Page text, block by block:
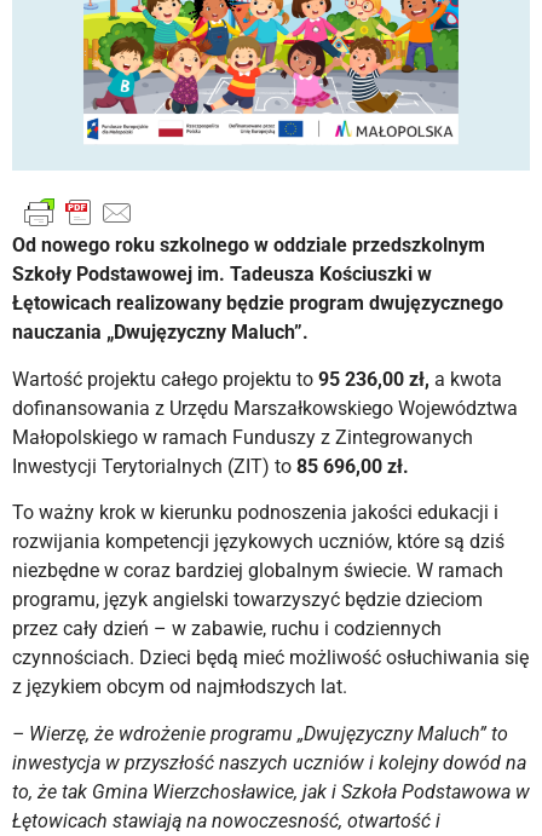
Od nowego roku szkolnego w oddziale przedszkolnym
Szkoły Podstawowej im. Tadeusza Kościuszki w
Łętowicach realizowany będzie program dwujęzycznego
nauczania „Dwujęzyczny Maluch”.
Wartość projektu całego projektu to 95 236,00 zł, a kwota
dofinansowania z Urzędu Marszałkowskiego Województwa
Małopolskiego w ramach Funduszy z Zintegrowanych
Inwestycji Terytorialnych (ZIT) to 85 696,00 zł.
To ważny krok w kierunku podnoszenia jakości edukacji i
rozwijania kompetencji językowych uczniów, które są dziś
niezbędne w coraz bardziej globalnym świecie. W ramach
programu, język angielski towarzyszyć będzie dzieciom
przez cały dzień – w zabawie, ruchu i codziennych
czynnościach. Dzieci będą mieć możliwość osłuchiwania się
z językiem obcym od najmłodszych lat.
– Wierzę, że wdrożenie programu „Dwujęzyczny Maluch” to
inwestycja w przyszłość naszych uczniów i kolejny dowód na
to, że tak Gmina Wierzchosławice, jak i Szkoła Podstawowa w
Łętowicach stawiają na nowoczesność, otwartość i